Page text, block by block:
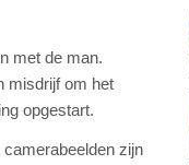
met de man.
misdrijf om het
opgestart.
zijn